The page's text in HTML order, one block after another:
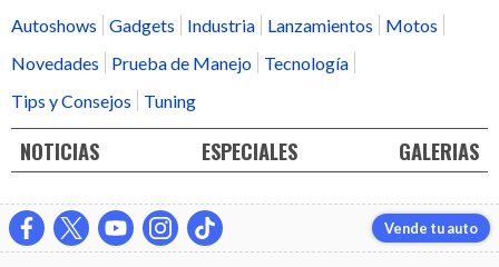
Autoshows
Gadgets Industria Lanzamientos
Motos
Novedades
Prueba de Manejo
Tecnología
Tips y Consejos
Tuning
NOTICIAS ESPECIALES GALERIAS
Vende tu auto